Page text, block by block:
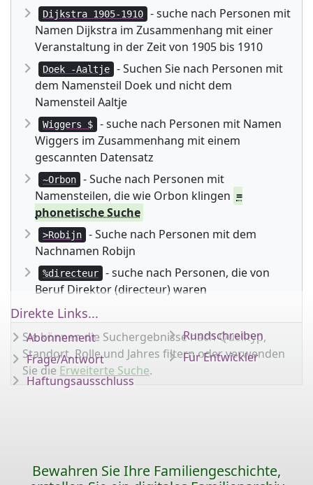
Dijkstra 1905-1910
- suche nach Personen mit
Namen Dijkstra im Zusammenhang mit einer
Veranstaltung in der Zeit von 1905 bis 1910
Doek -Aaltje
- Suchen Sie nach Personen mit
dem Namensteil Doek und nicht dem
Namensteil Aaltje
Wiggers $
- suche nach Personen mit Namen
Wiggers im Zusammenhang mit einem
gescannten Datensatz
~Orbon
- Suche nach Personen mit
Namensteilen, die wie Orbon klingen =
phonetische Suche
>Robijn
- Suche nach Personen mit dem
Nachnamen Robijn
%directeur
- suche nach Personen, die von
Beruf Direktor (directeur) waren
Sie können die Suchergebnisse nach Quelltyp,
Standort, Rolle und Jahres filtern oder verwenden
Sie die Erweiterte Suche.
Direkte Links...
Abonnement
Frage/Antwort
Haftungsausschluss
Rundschreiben
Für Entwickler
Bewahren Sie Ihre Familiengeschichte,